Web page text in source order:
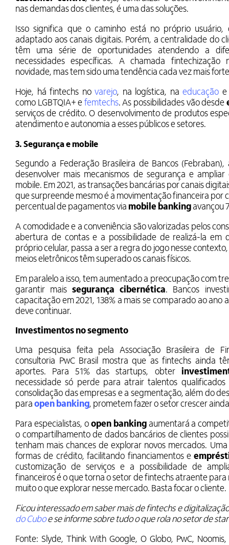
nas demandas dos clientes, é uma das soluções.
Isso significa que o caminho está no próprio
adaptado aos canais digitais. Porém, a centralidade do
têm uma série de oportunidades atendendo a
necessidades específicas. A chamada
novidade, mas tem sido uma tendência cada vez mais
Hoje, há fintechs no varejo, na logística, na educação e
como LGBTQIA+ e femtechs. As possibilidades vão desde
serviços de crédito. O desenvolvimento de produtos
atendimento e autonomia a esses públicos e setores.
3. Segurança e mobile
Segundo a Federação Brasileira de Bancos
desenvolver mais mecanismos de segurança e ampliar
mobile. Em 2021, as transações bancárias por canais
que surpreende mesmo é a movimentação financeira por
percentual de pagamentos via mobile bankingavançou
A comodidade e a conveniência são valorizadas pelos
abertura de contas e a possibilidade de realizá-la em
próprio celular, passa a ser a regra do jogo nesse
meios eletrônicos têm superado os canais físicos.
Em paralelo a isso, tem aumentado a preocupação com
garantir maissegurança cibernética. Bancos
capacitação em 2021, 138% a mais se comparado ao ano
deve continuar.
Investimentos no segmento
Uma pesquisa feita pela Associação Brasileira de
consultoria PwC Brasil mostra que as fintechs ainda
aportes. Para 51% das startups, obter
necessidade só perde para atrair talentos
consolidação das empresas e a segmentação, além do
para open banking, prometem fazer o setor crescer
Para especialistas, o open bankingaumentará a
o compartilhamento de dados bancários de clientes
tenham mais chances de explorar novos mercados.
formas de crédito, facilitando financiamentos e
customização de serviços e a possibilidade de
financeiros é o que torna o setor de fintechs atraente
muito o que explorar nesse mercado. Basta focar o cliente.
Ficou interessado em saber mais de fintechs e
do Cuboe se informe sobre tudo o que rola no setor de
Fonte: Slyde, Think With Google, O Globo, PwC,